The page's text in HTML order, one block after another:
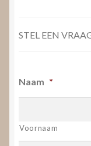
STEL EEN
Naam *
Voornaam